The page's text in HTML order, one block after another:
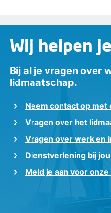
Wij helpen
Bij al je vragen over
lidmaatschap.
Neem contact op met
Vragen over het
Vragen over werk en
Dienstverlening bij
Meld je aan voor